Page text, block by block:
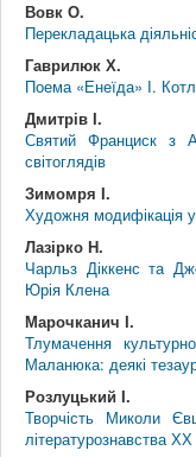
Вовк О.
Перекладацька
Гаврилюк Х.
Поема «Енеїда» І.
Дмитрів І.
Святий Франциск з
світоглядів
Зимомря І.
Художня модифікація
Лазірко Н.
Чарльз Діккенс та
Юрія Клена
Марочканич І.
Тлумачення
Маланюка: деякі
Розлуцький І.
Творчість Миколи
літературознавства ХХ